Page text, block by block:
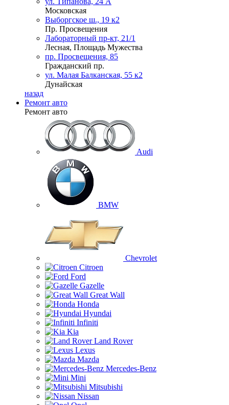
Московская
Выборгское ш., 19 к2
Пр. Просвещения
Лабораторный пр-кт, 21/1
Лесная, Площадь Мужества
пр. Просвещения, 85
Гражданский пр.
ул. Малая Балканская, 55 к2
Дунайская
назад
Ремонт авто
Ремонт авто
Audi
BMW
Chevrolet
Citroen
Ford
Gazelle
Great Wall
Honda
Hyundai
Infiniti
Kia
Land Rover
Lexus
Mazda
Mercedes-Benz
Mini
Mitsubishi
Nissan